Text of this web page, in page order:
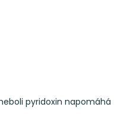
pyridoxin napomáhá